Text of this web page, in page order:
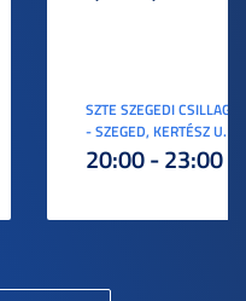
SZTE SZEGEDI
- SZEGED, KERTÉSZ U. 3.
20:00 - 23:00